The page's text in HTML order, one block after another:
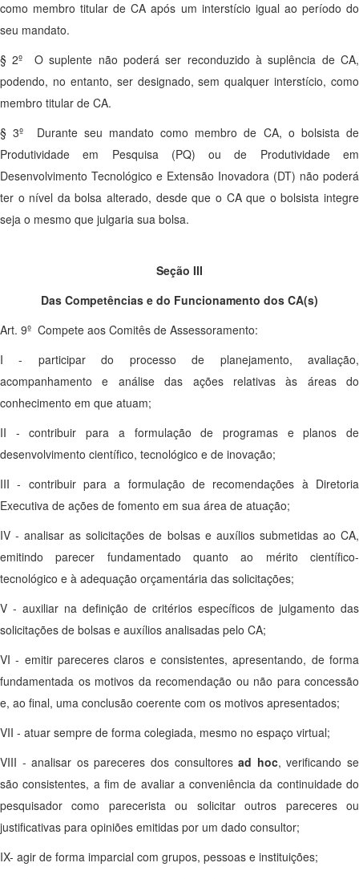
como membro titular de CA após um interstício igual ao período do
seu mandato.
§ 2º O suplente não poderá ser reconduzido à suplência de CA,
podendo, no entanto, ser designado, sem qualquer interstício, como
membro titular de CA.
§ 3º Durante seu mandato como membro de CA, o bolsista de
Produtividade em Pesquisa (PQ) ou de Produtividade em
Desenvolvimento Tecnológico e Extensão Inovadora (DT) não poderá
ter o nível da bolsa alterado, desde que o CA que o bolsista integre
seja o mesmo que julgaria sua bolsa.
Seção III
Das Competências e do Funcionamento dos CA(s)
Art. 9º Compete aos Comitês de Assessoramento:
I - participar do processo de planejamento, avaliação,
acompanhamento e análise das ações relativas às áreas do
conhecimento em que atuam;
II - contribuir para a formulação de programas e planos de
desenvolvimento científico, tecnológico e de inovação;
III - contribuir para a formulação de recomendações à Diretoria
Executiva de ações de fomento em sua área de atuação;
IV - analisar as solicitações de bolsas e auxílios submetidas ao CA,
emitindo parecer fundamentado quanto ao mérito científico-
tecnológico e à adequação orçamentária das solicitações;
V - auxiliar na definição de critérios específicos de julgamento das
solicitações de bolsas e auxílios analisadas pelo CA;
VI - emitir pareceres claros e consistentes, apresentando, de forma
fundamentada os motivos da recomendação ou não para concessão
e, ao final, uma conclusão coerente com os motivos apresentados;
VII - atuar sempre de forma colegiada, mesmo no espaço virtual;
VIII - analisar os pareceres dos consultoresad hoc, verificando se
são consistentes, a fim de avaliar a conveniência da continuidade do
pesquisador como parecerista ou solicitar outros pareceres ou
justificativas para opiniões emitidas por um dado consultor;
IX- agir de forma imparcial com grupos, pessoas e instituições;